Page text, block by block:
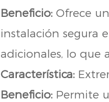
Beneficio:Ofrece
instalación segura
adicionales, lo que
Característica:
Beneficio:Permite